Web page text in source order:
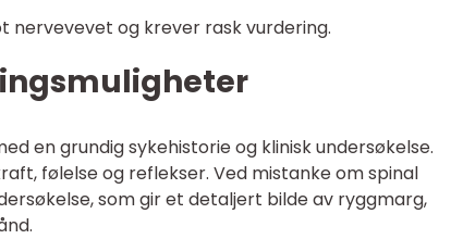
nervevevet og krever rask vurdering.
en grundig sykehistorie og klinisk undersøkelse.
følelse og reflekser. Ved mistanke om spinal
som gir et detaljert bilde av ryggmarg,